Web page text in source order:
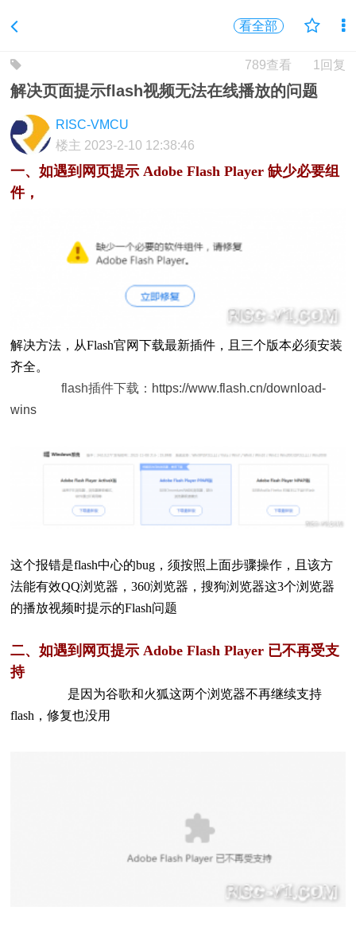
看全部
1回复
789查看
解决页面提示flash视频无法在线播放的问题
RISC-VMCU
楼主 2023-2-10 12:38:46
一、如遇到网页提示 Adobe Flash Player 缺少必要组
件，
解决方法，从Flash官网下载最新插件，且三个版本必须安装
齐全。
flash插件下载： https://www.flash.cn/download-
wins
这个报错是flash中心的bug，须按照上面步骤操作，且该方
法能有效QQ浏览器，360浏览器，搜狗浏览器这3个浏览器
的播放视频时提示的Flash问题
二、如遇到网页提示 Adobe Flash Player 已不再受支
持
是因为谷歌和火狐这两个浏览器不再继续支持
flash，修复也没用